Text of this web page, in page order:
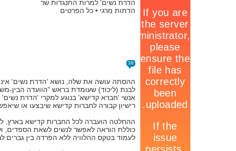
הדרת נשים' למרות התנגדות שר
הדתות מרגי • כל הפרטים
38
ההסתה עושה את שלה, נושא 'הדרת נשים'
לבנת (ליכוד) שעומדת בראש "הוועדה הבין-
אנשי 'חברא קדישא' בנוגע למקרי 'הדרת
רישיון קבורה לחברות קדישא שיבצעו או
ההחלטה הועברה לכל החברות קדישא בארץ,
כוללת הוראה לאפשר לנשים לשאת הספדים,
לעמוד בטקס ההלוויה ללא הפרדה בין גברים